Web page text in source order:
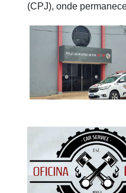
(CPJ), onde